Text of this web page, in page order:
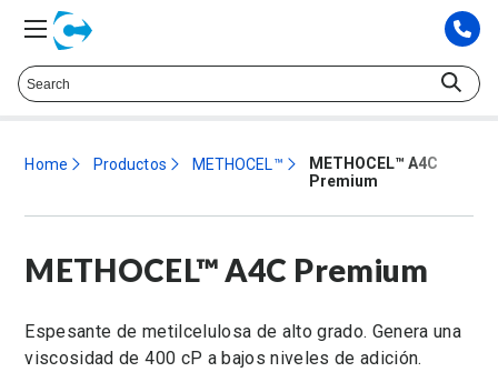
425.372.9573
Home Productos METHOCEL™
METHOCEL™ A4C
Premium
METHOCEL™ A4C Premium
Espesante de metilcelulosa de alto grado. Genera una
viscosidad de 400 cP a bajos niveles de adición.